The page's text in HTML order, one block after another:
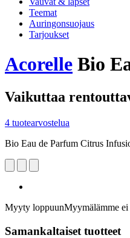
Teemat
Auringonsuojaus
Tarjoukset
Acorelle Bio
Vaikuttaa
4 tuotearvostelua
Bio Eau de Parfum Citrus
Myyty loppuunMyymälämme ei
Samankaltaiset tuotteet